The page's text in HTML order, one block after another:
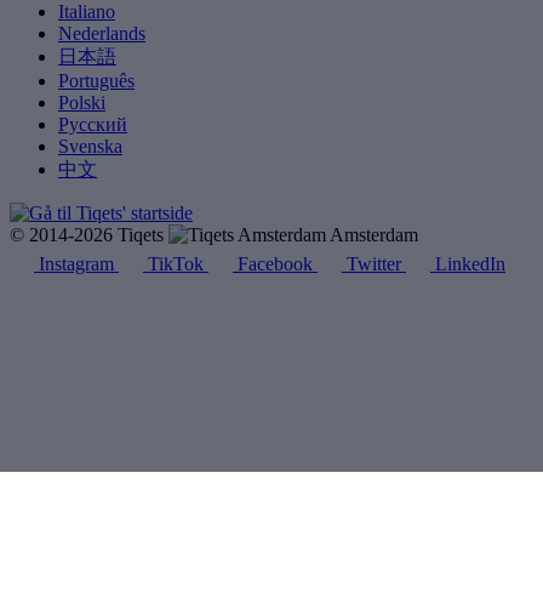
Italiano
Nederlands
日本語
Português
Polski
Русский
Svenska
中文
© 2014-2026 Tiqets
Amsterdam
Instagram
TikTok Facebook Twitter LinkedIn